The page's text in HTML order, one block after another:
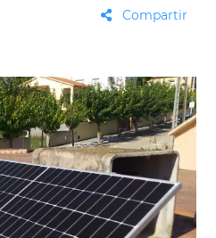
Compartir